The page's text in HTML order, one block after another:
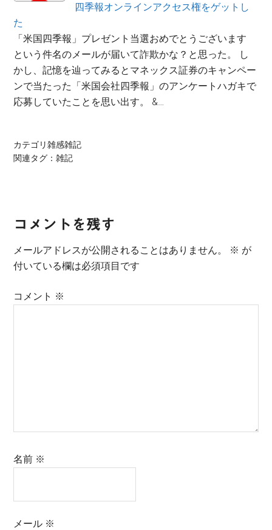
四季報オンラインアクセス権をゲットし
た
「米国四季報」プレゼント当選おめでとうございます
という件名のメールが届いて詐欺かな？と思った。 し
かし、記憶を辿ってみるとマネックス証券のキャンペー
ンで当たった「米国会社四季報」のアンケートハガキで
応募していたことを思い出す。 &…
カテゴリ雑感雑記
関連タグ：雑記
Reader
Interactions
コメントを残す
メールアドレスが公開されることはありません。 ※ が
付いている欄は必須項目です
コメント ※
名前 ※
メール ※